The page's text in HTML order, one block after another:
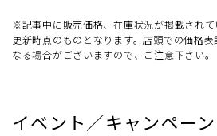
※記事中に販売価格、在庫状況が掲載され
更新時点のものとなります。店頭での価格
なる場合がございますので、ご注意下さい。
イベント／キャンペーン